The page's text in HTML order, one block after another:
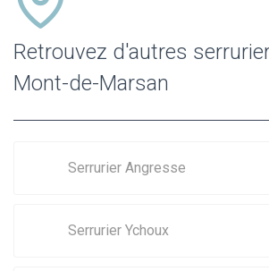
Retrouvez d'autres
Mont-de-Marsan
Serrurier Angresse
Serrurier Ychoux